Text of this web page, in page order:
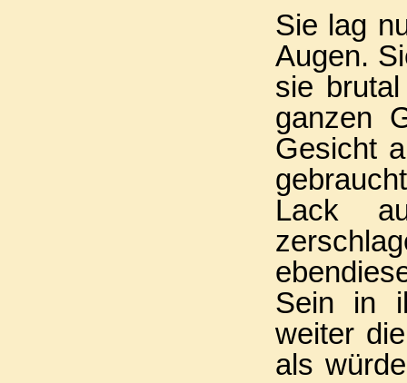
Sie lag
Augen.
sie
ganzen
Gesicht
Lack
Sein in
weiter
als